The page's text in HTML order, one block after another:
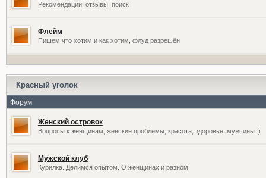
Рекомендации, отзывы, поиск
Флейм
Пишем что хотим и как хотим, флуд разрешён
Красный уголок
Форум
Женский островок
Вопросы к женщинам, женские проблемы, красота, здоровье, мужчины :)
Мужской клуб
Курилка. Делимся опытом. О женщинах и разном.